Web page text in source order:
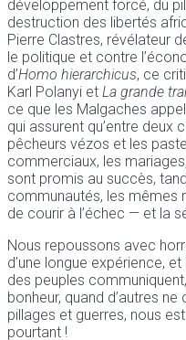
développement forcé, du
destruction des libertés
Pierre Clastres, révélateur
le politique et contre
d’Homo hierarchicus, ce
Karl Polanyi et La grande
ce que les Malgaches
qui assurent qu’entre deux
pêcheurs vézos et les
commerciaux, les
sont promis au succès,
communautés, les mêmes
de courir à l’échec — et la
Nous repoussons avec
d’une longue expérience,
des peuples
bonheur, quand d’autres
pillages et guerres, nous
pourtant !